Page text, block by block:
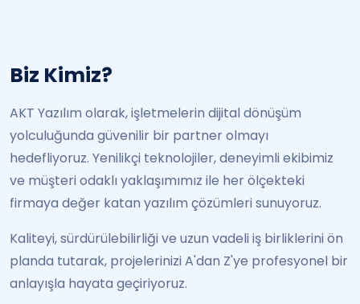
Biz Kimiz?
AKT Yazılım olarak, işletmelerin dijital dönüşüm
yolculuğunda güvenilir bir partner olmayı
hedefliyoruz. Yenilikçi teknolojiler, deneyimli ekibimiz
ve müşteri odaklı yaklaşımımız ile her ölçekteki
firmaya değer katan yazılım çözümleri sunuyoruz.
Kaliteyi, sürdürülebilirliği ve uzun vadeli iş birliklerini ön
planda tutarak, projelerinizi A'dan Z'ye profesyonel bir
anlayışla hayata geçiriyoruz.